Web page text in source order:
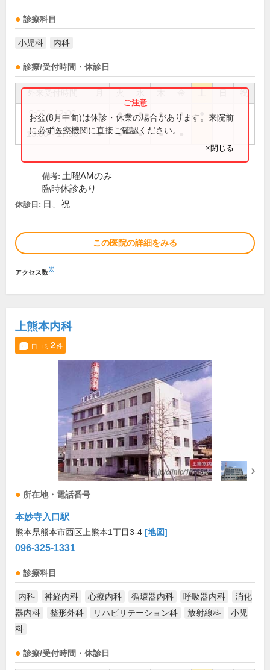
診療科目
小児科 内科
診療/受付時間・休診日
祝
9:00～12:00 ● ● ● ● ●
13:00～17:30 ● ● ● ●
お盆(8月中旬)は休診・休業の場合があります。来院前
に必ず医療機関に直接ご確認ください。
×閉じる
備考: 土曜AMのみ
臨時休診あり
休診日: 日、祝
この医院の詳細をみる
アクセス数※
上熊本内科
口コミ 2件
所在地・電話番号
本妙寺入口駅
熊本県熊本市西区上熊本1丁目3-4 [地図]
096-325-1331
診療科目
内科 神経内科 心療内科 循環器内科 呼吸器内科
消化
器内科
整形外科 リハビリテーション科 放射線科
小児
科
診療/受付時間・休診日